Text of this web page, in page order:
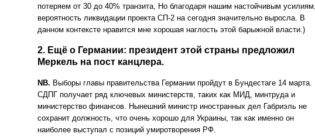
потеряем от 30 до 40% транзита, Но благодаря нашим настойчивым
вероятность ликвидации проекта СП-2 на сегодня значительно выросла. В
данном контексте нравится мне хорошая наглость этой барыжной власти.)
2. Ещё о Германии: президент этой страны предложил
Меркель на пост канцлера.
NB. Выборы главы правительства Германии пройдут в Бундестаге 14 марта.
СДПГ получает ряд ключевых министерств, таких как МИД, минтруда и
министерство финансов. Нынешний министр иностранных дел Габриэль не
сохранит должность, что очень хорошо для Украины, так как именно он
наиболее выступал с позиций умиротворения РФ.